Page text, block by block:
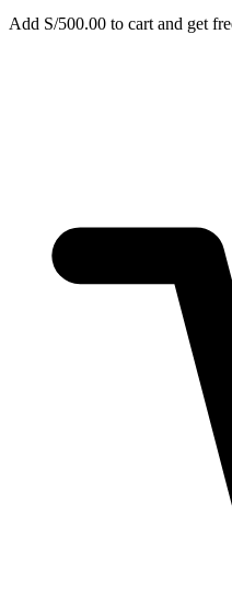
Add S/500.00 to cart and get